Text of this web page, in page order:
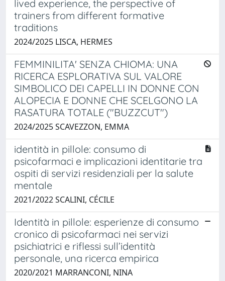
lived experience, the perspective of
trainers from different formative
traditions
2024/2025 LISCA, HERMES
FEMMINILITA' SENZA CHIOMA: UNA
RICERCA ESPLORATIVA SUL VALORE
SIMBOLICO DEI CAPELLI IN DONNE CON
ALOPECIA E DONNE CHE SCELGONO LA
RASATURA TOTALE ("BUZZCUT")
2024/2025 SCAVEZZON, EMMA
identità in pillole: consumo di
psicofarmaci e implicazioni identitarie tra
ospiti di servizi residenziali per la salute
mentale
2021/2022 SCALINI, CÉCILE
Identità in pillole: esperienze di consumo
cronico di psicofarmaci nei servizi
psichiatrici e riflessi sull’identità
personale, una ricerca empirica
2020/2021 MARRANCONI, NINA